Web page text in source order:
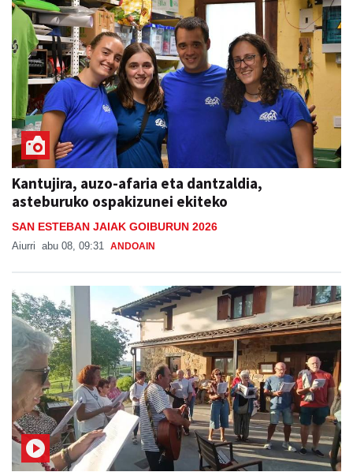
Kantujira, auzo-afaria eta dantzaldia,
asteburuko ospakizunei ekiteko
SAN ESTEBAN JAIAK GOIBURUN 2026
Aiurri abu 08, 09:31 ANDOAIN